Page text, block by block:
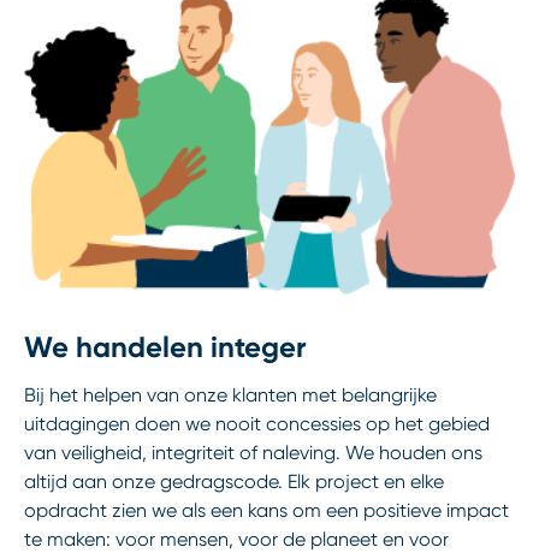
We handelen integer
Bij het helpen van onze klanten met belangrijke
uitdagingen doen we nooit concessies op het gebied
van veiligheid, integriteit of naleving. We houden ons
altijd aan onze gedragscode. Elk project en elke
opdracht zien we als een kans om een positieve impact
te maken: voor mensen, voor de planeet en voor